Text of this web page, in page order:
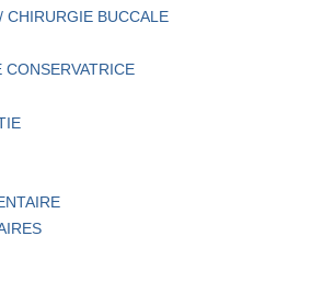
CHIRURGIE BUCCALE